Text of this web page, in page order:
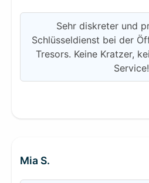
Sehr diskreter und
Schlüsseldienst bei der
Tresors. Keine Kratzer,
Service!
Mia S.